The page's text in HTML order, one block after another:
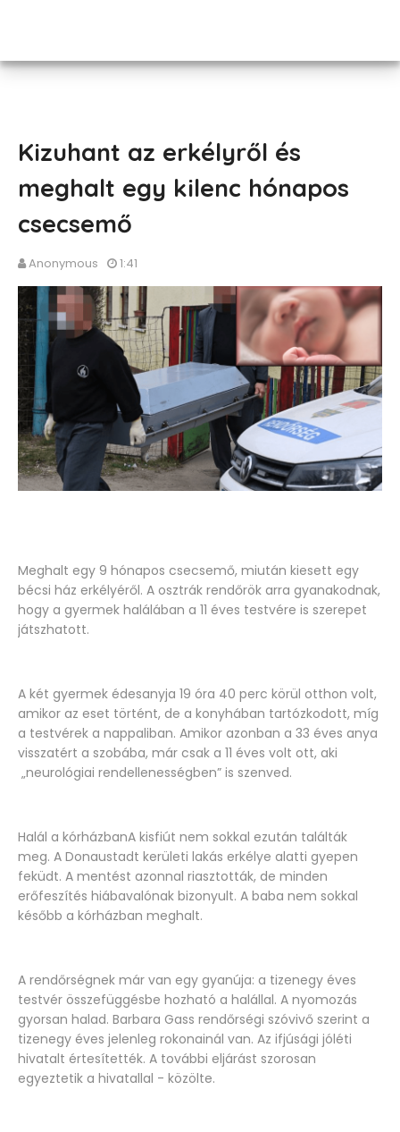
Kizuhant az erkélyről és
meghalt egy kilenc hónapos
csecsemő
Anonymous 1:41
Meghalt egy 9 hónapos csecsemő, miután kiesett egy
bécsi ház erkélyéről. A osztrák rendőrök arra gyanakodnak,
hogy a gyermek halálában a 11 éves testvére is szerepet
játszhatott.
A két gyermek édesanyja 19 óra 40 perc körül otthon volt,
amikor az eset történt, de a konyhában tartózkodott, míg
a testvérek a nappaliban. Amikor azonban a 33 éves anya
visszatért a szobába, már csak a 11 éves volt ott, aki
„neurológiai rendellenességben” is szenved.
Halál a kórházbanA kisfiút nem sokkal ezután találták
meg. A Donaustadt kerületi lakás erkélye alatti gyepen
feküdt. A mentést azonnal riasztották, de minden
erőfeszítés hiábavalónak bizonyult. A baba nem sokkal
később a kórházban meghalt.
A rendőrségnek már van egy gyanúja: a tizenegy éves
testvér összefüggésbe hozható a halállal. A nyomozás
gyorsan halad. Barbara Gass rendőrségi szóvivő szerint a
tizenegy éves jelenleg rokonainál van. Az ifjúsági jóléti
hivatalt értesítették. A további eljárást szorosan
egyeztetik a hivatallal - közölte.